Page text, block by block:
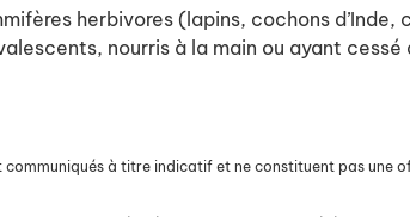
herbivores (lapins, cochons
nourris à la main ou ayant cessé
communiqués à titre indicatif et ne constituent pas